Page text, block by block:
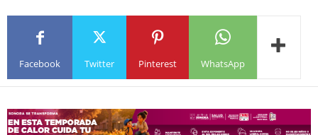
Facebook Twitter Pinterest WhatsApp